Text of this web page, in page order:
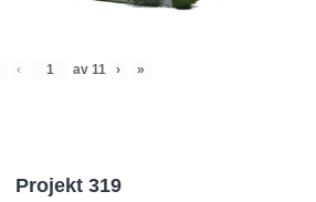
‹ av 11 › »
Projekt 319